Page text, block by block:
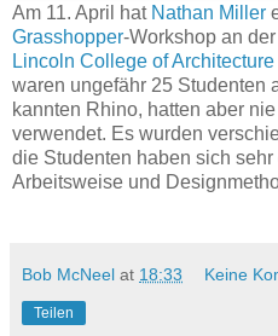
Am 11. April hat Nathan Miller
Grasshopper-Workshop an der
Lincoln College of Architecture
waren ungefähr 25 Studenten
kannten Rhino, hatten aber
verwendet. Es wurden
die Studenten haben sich
Arbeitsweise und
Bob McNeel at 18:33 Keine
Teilen